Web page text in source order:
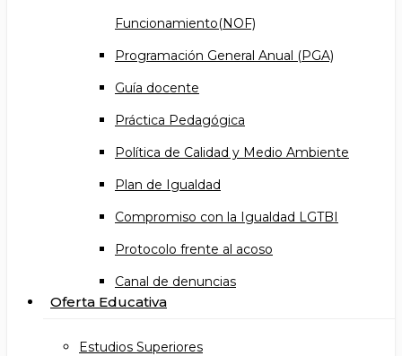
Funcionamiento(NOF)
Programación General Anual (PGA)
Guía docente
Práctica Pedagógica
Política de Calidad y Medio Ambiente
Plan de Igualdad
Compromiso con la Igualdad LGTBI
Protocolo frente al acoso
Canal de denuncias
Oferta Educativa
Estudios Superiores